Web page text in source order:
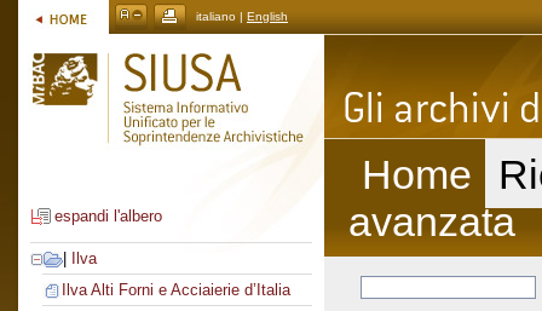
italiano | English
espandi l'albero
Ilva
Ilva Alti Forni e Acciaierie d’Italia
Home
avanzata